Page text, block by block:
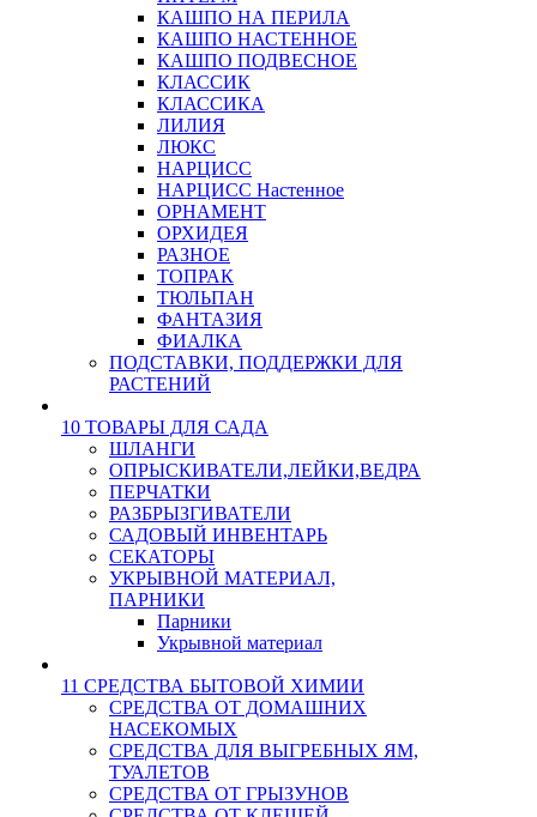
КАШПО НА ПЕРИЛА
КАШПО НАСТЕННОЕ
КАШПО ПОДВЕСНОЕ
КЛАССИК
КЛАССИКА
ЛИЛИЯ
ЛЮКС
НАРЦИСС
НАРЦИСС Настенное
ОРНАМЕНТ
ОРХИДЕЯ
РАЗНОЕ
ТОПРАК
ТЮЛЬПАН
ФАНТАЗИЯ
ФИАЛКА
ПОДСТАВКИ, ПОДДЕРЖКИ ДЛЯ
РАСТЕНИЙ
10 ТОВАРЫ ДЛЯ САДА
ШЛАНГИ
ОПРЫСКИВАТЕЛИ,ЛЕЙКИ,ВЕДРА
ПЕРЧАТКИ
РАЗБРЫЗГИВАТЕЛИ
САДОВЫЙ ИНВЕНТАРЬ
СЕКАТОРЫ
УКРЫВНОЙ МАТЕРИАЛ,
ПАРНИКИ
Парники
Укрывной материал
11 СРЕДСТВА БЫТОВОЙ ХИМИИ
СРЕДСТВА ОТ ДОМАШНИХ
НАСЕКОМЫХ
СРЕДСТВА ДЛЯ ВЫГРЕБНЫХ ЯМ,
ТУАЛЕТОВ
СРЕДСТВА ОТ ГРЫЗУНОВ